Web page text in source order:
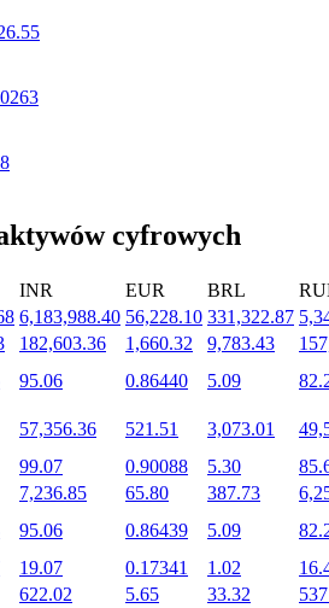
dostęp
zakładów, aby zarabiać na popularnych
cyfrowych
INR EUR BRL
6,183,988.40 56,228.10 331,322.87
182,603.36 1,660.32 9,783.43
95.06 0.86440 5.09
57,356.36 521.51 3,073.01
99.07 0.90088 5.30
7,236.85 65.80 387.73
95.06 0.86439 5.09
19.07 0.17341 1.02
622.02 5.65 33.32